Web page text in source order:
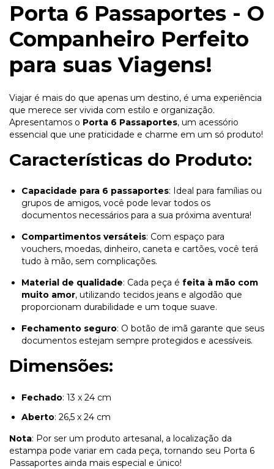
Porta 6 Passaportes - O
Companheiro Perfeito
para suas Viagens!
Viajar é mais do que apenas um destino, é uma experiência
que merece ser vivida com estilo e organização.
Apresentamos o Porta 6 Passaportes, um acessório
essencial que une praticidade e charme em um só produto!
Características do Produto:
Capacidade para 6 passaportes: Ideal para famílias ou
grupos de amigos, você pode levar todos os
documentos necessários para a sua próxima aventura!
Compartimentos versáteis: Com espaço para
vouchers, moedas, dinheiro, caneta e cartões, você terá
tudo à mão, sem complicações.
Material de qualidade: Cada peça é feita à mão com
muito amor, utilizando tecidos jeans e algodão que
proporcionam durabilidade e um toque suave.
Fechamento seguro: O botão de imã garante que seus
documentos estejam sempre protegidos e acessíveis.
Dimensões:
Fechado: 13 x 24 cm
Aberto: 26,5 x 24 cm
Nota: Por ser um produto artesanal, a localização da
estampa pode variar em cada peça, tornando seu Porta 6
Passaportes ainda mais especial e único!